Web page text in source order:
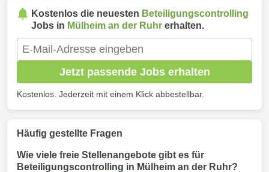
Kostenlos die neuesten Beteiligungscontrolling
Jobs in Mülheim an der Ruhr erhalten.
Jetzt passende Jobs erhalten
Kostenlos. Jederzeit mit einem Klick abbestellbar.
Häufig gestellte Fragen
Wie viele freie Stellenangebote gibt es für
Beteiligungscontrolling in Mülheim an der Ruhr?